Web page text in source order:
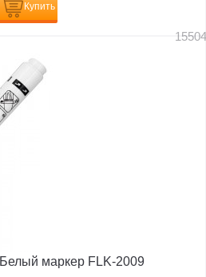
Купить
Белый маркер FLK-2009